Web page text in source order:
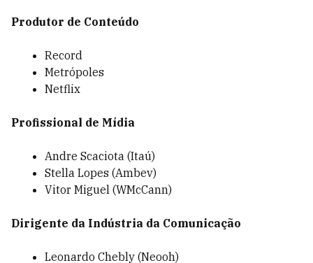
Produtor de Conteúdo
Record
Metrópoles
Netflix
Profissional de Mídia
Andre Scaciota (Itaú)
Stella Lopes (Ambev)
Vitor Miguel (WMcCann)
Dirigente da Indústria da Comunicação
Leonardo Chebly (Neooh)